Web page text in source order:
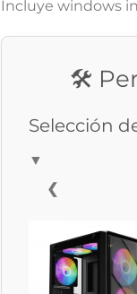
Incluye windows
🛠️
Selección
▼
❮